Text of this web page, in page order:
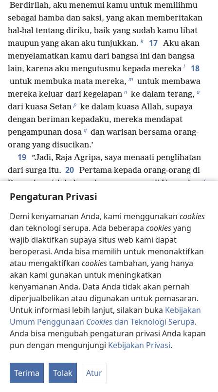
Pengaturan Privasi
Demi kenyamanan Anda, kami menggunakan cookies
dan teknologi serupa. Ada beberapa cookiesyang
wajib diaktifkan supaya situs web kami dapat
beroperasi. Anda bisa memilih untuk menonaktifkan
atau mengaktifkan cookiestambahan, yang hanya
akan kami gunakan untuk meningkatkan
kenyamanan Anda. Data Anda tidak akan pernah
diperjualbelikan atau digunakan untuk pemasaran.
Untuk informasi lebih lanjut, silakan buka Kebijakan
Umum Penggunaan Cookies dan Teknologi Serupa.
Anda bisa mengubah pengaturan privasi Anda kapan
pun dengan mengunjungi Kebijakan Privasi.
Terima Tolak Atur
Berdirilah, aku menemui kamu untuk memilihmu
sebagai hamba dan saksi, yang akan memberitakan
hal-hal tentang diriku, baik yang sudah kamu lihat
maupun yang akan aku tunjukkan. k 17 Aku akan
menyelamatkan kamu dari bangsa ini dan bangsa
lain, karena aku mengutusmu kepada mereka l 18
untuk membuka mata mereka, m untuk membawa
mereka keluar dari kegelapan n ke dalam terang, o
dari kuasa Setan p ke dalam kuasa Allah, supaya
dengan beriman kepadaku, mereka mendapat
pengampunan dosa q dan warisan bersama orang-
orang yang disucikan.’
19
”Jadi, Raja Agripa, saya menaati penglihatan
dari surga itu. 20 Pertama kepada orang-orang di
Damaskus, r lalu kepada orang-orang di Yerusalem s
dan di seluruh Yudea, dan setelah itu kepada bangsa-
harus bertobat dan berbalik kepada Allah dengan
melakukan hal-hal yang membuktikan pertobatan
mereka.
t 21
Karena itulah orang-orang Yahudi
menangkap saya di bait dan berusaha membunuh
saya.
22 Tapi karena saya sudah merasakan
bantuan Allah, sampai hari ini saya terus bersaksi
kepada orang kecil maupun orang besar. Saya hanya
menyampaikan apa yang akan terjadi menurut
Tulisan Para Nabi dan Tulisan Musa, v 23 bahwa
Kristus akan menderita w dan menjadi yang pertama
dibangkitkan * dari antara orang mati, x dan dia
akan memberitakan terang kepada bangsa ini dan
bangsa-bangsa lain.”
y
24 Sementara Paulus mengatakan hal-hal ini